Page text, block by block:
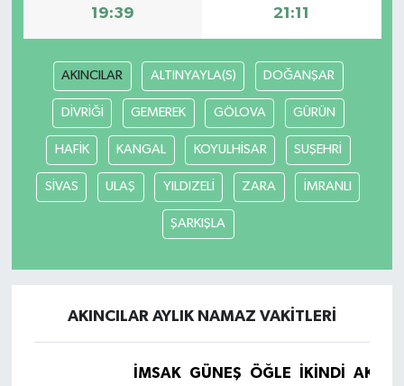
19:39 21:11
AKINCILAR ALTINYAYLA(S) DOĞANŞAR
DİVRİĞİ GEMEREK GÖLOVA GÜRÜN
HAFİK KANGAL KOYULHİSAR SUŞEHRİ
SİVAS ULAŞ YILDIZELİ ZARA İMRANLI
ŞARKIŞLA
AKINCILAR AYLIK NAMAZ VAKITLERI
İMSAK GÜNEŞ ÖĞLE İKINDI